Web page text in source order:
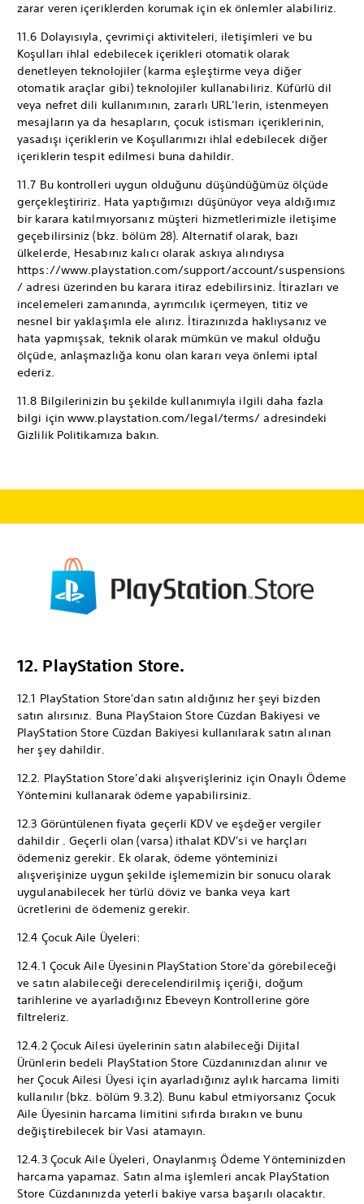
zarar veren içeriklerden korumak için ek önlemler alabiliriz.
11.6 Dolayısıyla, çevrimiçi aktiviteleri, iletişimleri ve bu
Koşulları ihlal edebilecek içerikleri otomatik olarak
denetleyen teknolojiler (karma eşleştirme veya diğer
otomatik araçlar gibi) teknolojiler kullanabiliriz. Küfürlü dil
veya nefret dili kullanımının, zararlı URL’lerin, istenmeyen
mesajların ya da hesapların, çocuk istismarı içeriklerinin,
yasadışı içeriklerin ve Koşullarımızı ihlal edebilecek diğer
içeriklerin tespit edilmesi buna dahildir.
11.7 Bu kontrolleri uygun olduğunu düşündüğümüz ölçüde
gerçekleştiririz. Hata yaptığımızı düşünüyor veya aldığımız
bir karara katılmıyorsanız müşteri hizmetlerimizle iletişime
geçebilirsiniz (bkz. bölüm 28). Alternatif olarak, bazı
ülkelerde, Hesabınız kalıcı olarak askıya alındıysa
https://www.playstation.com/support/account/suspensions
/ adresi üzerinden bu karara itiraz edebilirsiniz. İtirazları ve
incelemeleri zamanında, ayrımcılık içermeyen, titiz ve
nesnel bir yaklaşımla ele alırız. İtirazınızda haklıysanız ve
hata yapmışsak, teknik olarak mümkün ve makul olduğu
ölçüde, anlaşmazlığa konu olan kararı veya önlemi iptal
ederiz.
11.8 Bilgilerinizin bu şekilde kullanımıyla ilgili daha fazla
bilgi için www.playstation.com/legal/terms/ adresindeki
Gizlilik Politikamıza bakın.
12. PlayStation Store.
12.1 PlayStation Store'dan satın aldığınız her şeyi bizden
satın alırsınız. Buna PlayStaion Store Cüzdan Bakiyesi ve
PlayStation Store Cüzdan Bakiyesi kullanılarak satın alınan
her şey dahildir.
12.2. PlayStation Store’daki alışverişleriniz için Onaylı Ödeme
Yöntemini kullanarak ödeme yapabilirsiniz.
12.3 Görüntülenen fiyata geçerli KDV ve eşdeğer vergiler
dahildir . Geçerli olan (varsa) ithalat KDV'si ve harçları
ödemeniz gerekir. Ek olarak, ödeme yönteminizi
alışverişinize uygun şekilde işlememizin bir sonucu olarak
uygulanabilecek her türlü döviz ve banka veya kart
ücretlerini de ödemeniz gerekir.
12.4 Çocuk Aile Üyeleri:
12.4.1 Çocuk Aile Üyesinin PlayStation Store'da görebileceği
ve satın alabileceği derecelendirilmiş içeriği, doğum
tarihlerine ve ayarladığınız Ebeveyn Kontrollerine göre
filtreleriz.
12.4.2 Çocuk Ailesi üyelerinin satın alabileceği Dijital
Ürünlerin bedeli PlayStation Store Cüzdanınızdan alınır ve
her Çocuk Ailesi Üyesi için ayarladığınız aylık harcama limiti
kullanılır (bkz. bölüm 9.3.2). Bunu kabul etmiyorsanız Çocuk
Aile Üyesinin harcama limitini sıfırda bırakın ve bunu
değiştirebilecek bir Vasi atamayın.
12.4.3 Çocuk Aile Üyeleri, Onaylanmış Ödeme Yönteminizden
harcama yapamaz. Satın alma işlemleri ancak PlayStation
Store Cüzdanınızda yeterli bakiye varsa başarılı olacaktır.